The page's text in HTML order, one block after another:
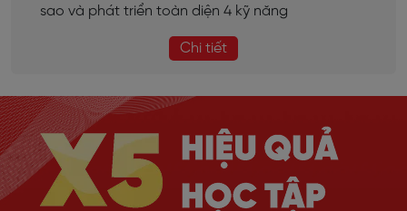
sao và phát triển toàn diện 4 kỹ năng
Chi tiết